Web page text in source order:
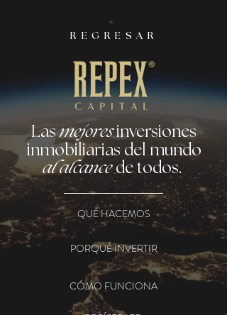
<
REGRESAR
Lasmejoresinversiones
inmobiliarias del mundo
al alcancede todos.
QUÉ HACEMOS
PORQUÉ INVERTIR
CÓMO FUNCIONA